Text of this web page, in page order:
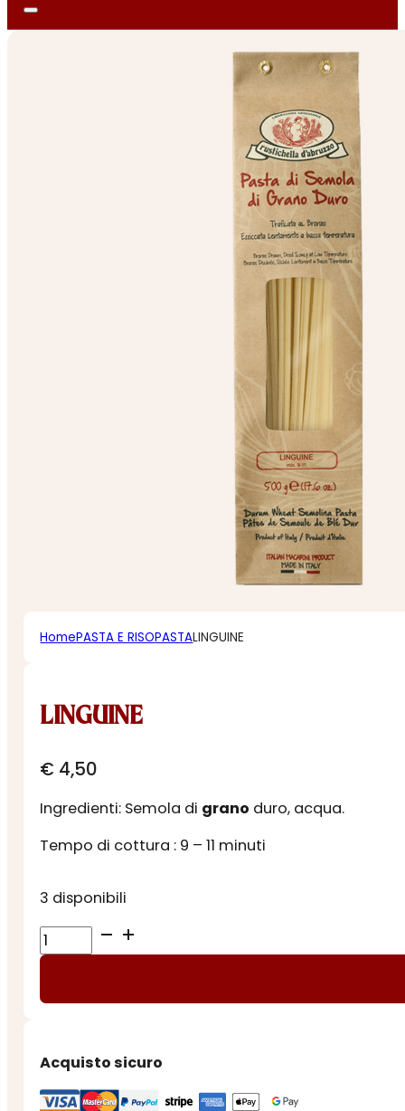
HomePASTA E RISOPASTALINGUINE
LINGUINE
€ 4,50
Ingredienti: Semola di grano duro, acqua.
Tempo di cottura : 9 – 11 minuti
3 disponibili
LINGUINE
quantità
Acquisto sicuro